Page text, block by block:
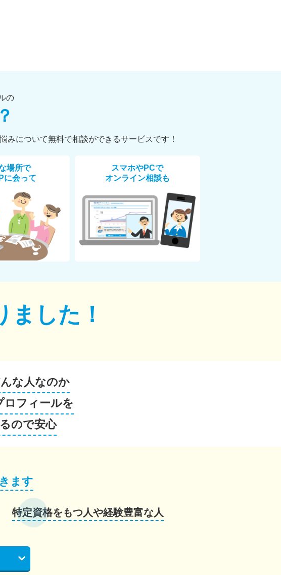
の
について無料で相談ができるサービスです！
場所で
に会って
スマホやPCで
オンライン相談も
ました！
な人なのか
ロフィールを
ので安心
ます
特定資格をもつ人や経験豊富な人